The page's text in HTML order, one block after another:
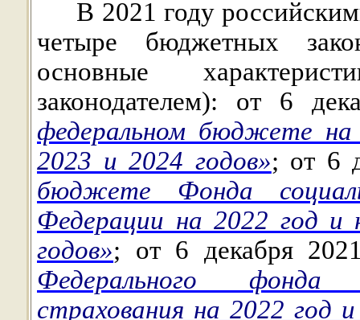
В 2021 году
четыре бюджетных
основные
законодателем): от 6
федеральном бюджете
2023 и 2024 годов»; от 6
бюджете Фонда
Федерации на 2022 год и
годов»; от 6 декабря
Федерального фонда
страхования на 2022 год